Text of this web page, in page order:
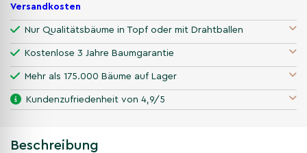
Versandkosten
Nur Qualitätsbäume in Topf oder mit Drahtballen
Kostenlose 3 Jahre Baumgarantie
Mehr als 175.000 Bäume auf Lager
Kundenzufriedenheit von 4,9/5
Beschreibung